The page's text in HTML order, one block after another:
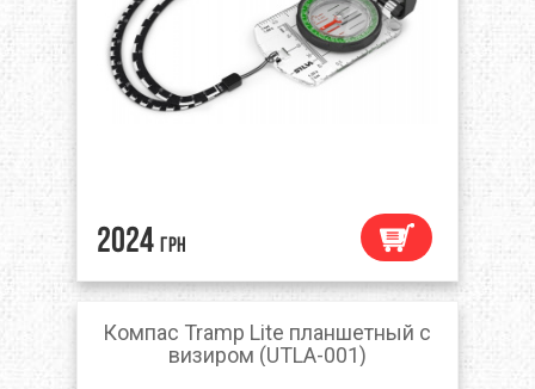
2024 грн
Компас Tramp Lite планшетный с
визиром (UTLA-001)